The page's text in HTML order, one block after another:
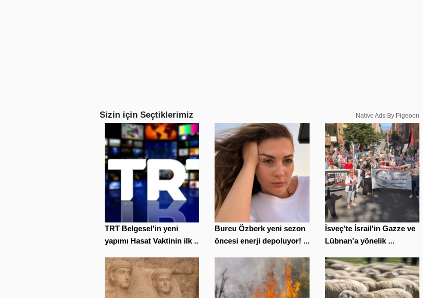
Sizin için Seçtiklerimiz Native Ads By Pigeoon
TRT Belgesel'in yeni
yapımı Hasat Vaktinin ilk ...
Burcu Özberk yeni sezon
öncesi enerji depoluyor! ...
İsveç'te İsrail'in Gazze ve
Lübnan'a yönelik ...